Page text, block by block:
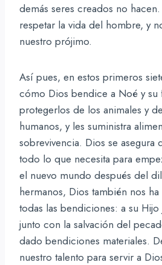
demás seres creados no
respetar la vida del hombre, y
nuestro prójimo.
Así pues, en estos primeros
cómo Dios bendice a Noé y su
protegerlos de los animales y
humanos, y les suministra
sobrevivencia. Dios se asegura
todo lo que necesita para
el nuevo mundo después del
hermanos, Dios también nos
todas las bendiciones: a su Hijo
junto con la salvación del
dado bendiciones materiales.
nuestro talento para servir a